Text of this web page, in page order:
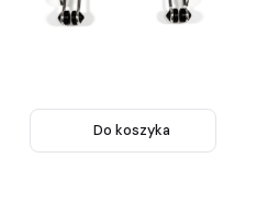
Do koszyka